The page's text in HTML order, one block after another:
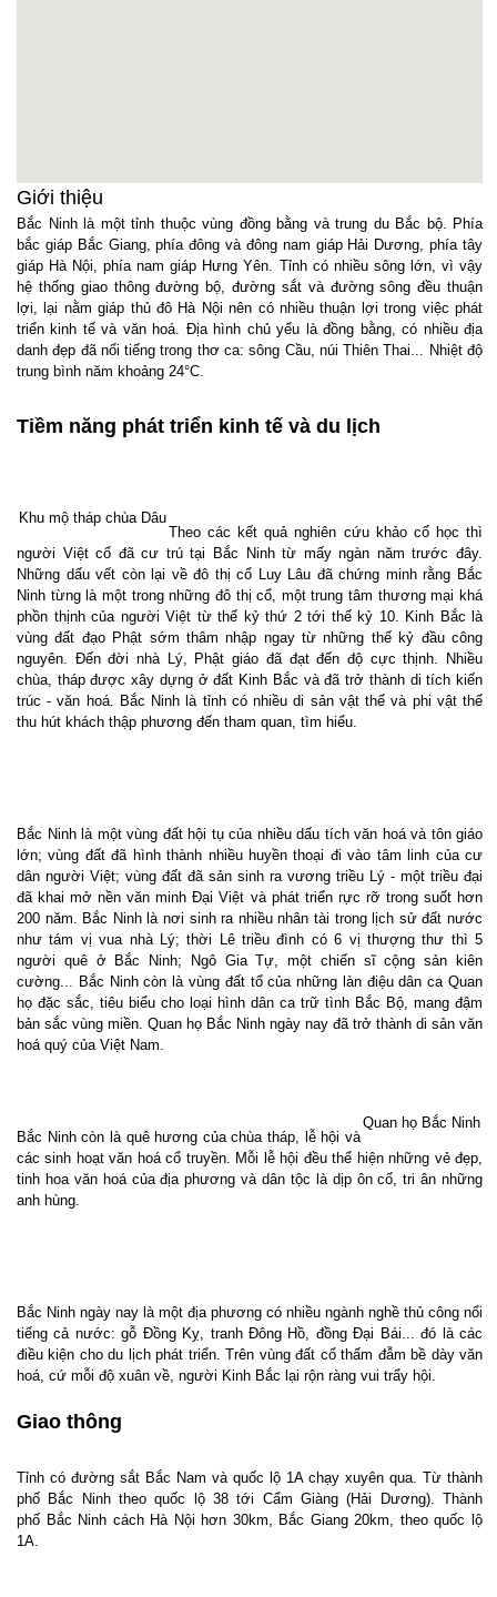
Giới thiệu
Bắc Ninh là một tỉnh thuộc vùng đồng bằng và trung du Bắc bộ. Phía
bắc giáp Bắc Giang, phía đông và đông nam giáp Hải Dương, phía tây
giáp Hà Nội, phía nam giáp Hưng Yên. Tỉnh có nhiều sông lớn, vì vậy
hệ thống giao thông đường bộ, đường sắt và đường sông đều thuận
lợi, lại nằm giáp thủ đô Hà Nội nên có nhiều thuận lợi trong việc phát
triển kinh tế và văn hoá. Địa hình chủ yếu là đồng bằng, có nhiều địa
danh đẹp đã nổi tiếng trong thơ ca: sông Cầu, núi Thiên Thai... Nhiệt độ
trung bình năm khoảng 24°C.
Tiềm năng phát triển kinh tế và du lịch
Khu mộ tháp chùa Dâu
Theo các kết quả nghiên cứu khảo cổ học thì
người Việt cổ đã cư trú tại Bắc Ninh từ mấy ngàn năm trước đây.
Những dấu vết còn lại về đô thị cổ Luy Lâu đã chứng minh rằng Bắc
Ninh từng là một trong những đô thị cổ, một trung tâm thương mại khá
phồn thịnh của người Việt từ thế kỷ thứ 2 tới thế kỷ 10. Kinh Bắc là
vùng đất đạo Phật sớm thâm nhập ngay từ những thế kỷ đầu công
nguyên. Đến đời nhà Lý, Phật giáo đã đạt đến độ cực thịnh. Nhiều
chùa, tháp được xây dựng ở đất Kinh Bắc và đã trở thành di tích kiến
trúc - văn hoá. Bắc Ninh là tỉnh có nhiều di sản vật thể và phi vật thể
thu hút khách thập phương đến tham quan, tìm hiểu.
Bắc Ninh là một vùng đất hội tụ của nhiều dấu tích văn hoá và tôn giáo
lớn; vùng đất đã hình thành nhiều huyền thoại đi vào tâm linh của cư
dân người Việt; vùng đất đã sản sinh ra vương triều Lý - một triều đại
đã khai mở nền văn minh Đại Việt và phát triển rực rỡ trong suốt hơn
200 năm. Bắc Ninh là nơi sinh ra nhiều nhân tài trong lịch sử đất nước
như tám vị vua nhà Lý; thời Lê triều đình có 6 vị thượng thư thì 5
người quê ở Bắc Ninh; Ngô Gia Tự, một chiến sĩ cộng sản kiên
cường... Bắc Ninh còn là vùng đất tổ của những làn điệu dân ca Quan
họ đặc sắc, tiêu biểu cho loại hình dân ca trữ tình Bắc Bộ, mang đậm
bản sắc vùng miền. Quan họ Bắc Ninh ngày nay đã trở thành di sản văn
hoá quý của Việt Nam.
Quan họ Bắc Ninh
Bắc Ninh còn là quê hương của chùa tháp, lễ hội và
các sinh hoạt văn hoá cổ truyền. Mỗi lễ hội đều thể hiện những vẻ đẹp,
tinh hoa văn hoá của địa phương và dân tộc là dịp ôn cố, tri ân những
anh hùng.
Bắc Ninh ngày nay là một địa phương có nhiều ngành nghề thủ công nổi
tiếng cả nước: gỗ Đồng Kỵ, tranh Đông Hồ, đồng Đại Bái... đó là các
điều kiện cho du lịch phát triển. Trên vùng đất cổ thấm đẫm bề dày văn
hoá, cứ mỗi độ xuân về, người Kinh Bắc lại rộn ràng vui trẩy hội.
Giao thông
Tỉnh có đường sắt Bắc Nam và quốc lộ 1A chạy xuyên qua. Từ thành
phố Bắc Ninh theo quốc lộ 38 tới Cẩm Giàng (Hải Dương). Thành
phố Bắc Ninh cách Hà Nội hơn 30km, Bắc Giang 20km, theo quốc lộ
1A.